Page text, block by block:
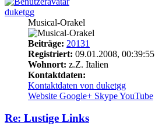
duketgg
Musical-Orakel
Beiträge: 20131
Registriert: 09.01.2008, 00:39:55
Wohnort: z.Z. Italien
Kontaktdaten:
Kontaktdaten von duketgg
Website Google+ SkypeYouTube
Re: Lustige Links